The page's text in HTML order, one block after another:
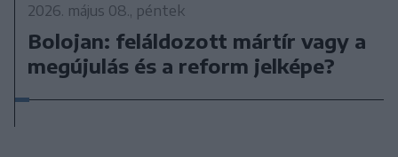
2026. május 08., péntek
Bolojan: feláldozott mártír vagy a
megújulás és a reform jelképe?